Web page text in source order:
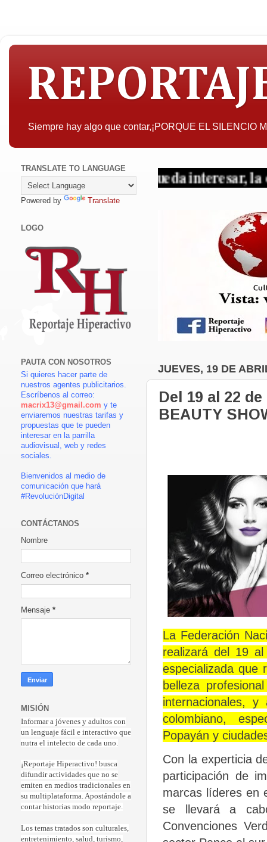
Siempre hay algo que contar,¡PORQUE EL SILENCIO
A quien pueda interesar, la
JUEVES, 19 DE
Del 19 al 22
BEAUTY
La Federación
realizará del 19
especializada que
belleza
internacionales,
colombiano,
Popayán y
Con la experticia
participación de
marcas líderes en
se llevará a
Convenciones
TRANSLATE TO LANGUAGE
Powered by Translate
LOGO
PAUTA CON NOSOTROS
Si quieres hacer parte de
nuestros agentes publicitarios.
Escríbenos al correo:
macrix13@gmail.com y te
enviaremos nuestras tarifas y
propuestas que te pueden
interesar en la parrilla
audiovisual, web y redes
sociales.
Bienvenidos al medio de
comunicación que hará
#RevoluciónDigital
CONTÁCTANOS
Nombre
Correo electrónico *
Mensaje *
MISIÓN
Informar a jóvenes y adultos con
un lenguaje fácil e interactivo que
nutra el intelecto de cada uno.
¡Reportaje Hiperactivo! busca
difundir actividades que no se
emiten en medios tradicionales en
su multiplataforma. Apostándole a
contar historias modo reportaje.
Los temas tratados son culturales,
entretenimiento, salud, turismo,